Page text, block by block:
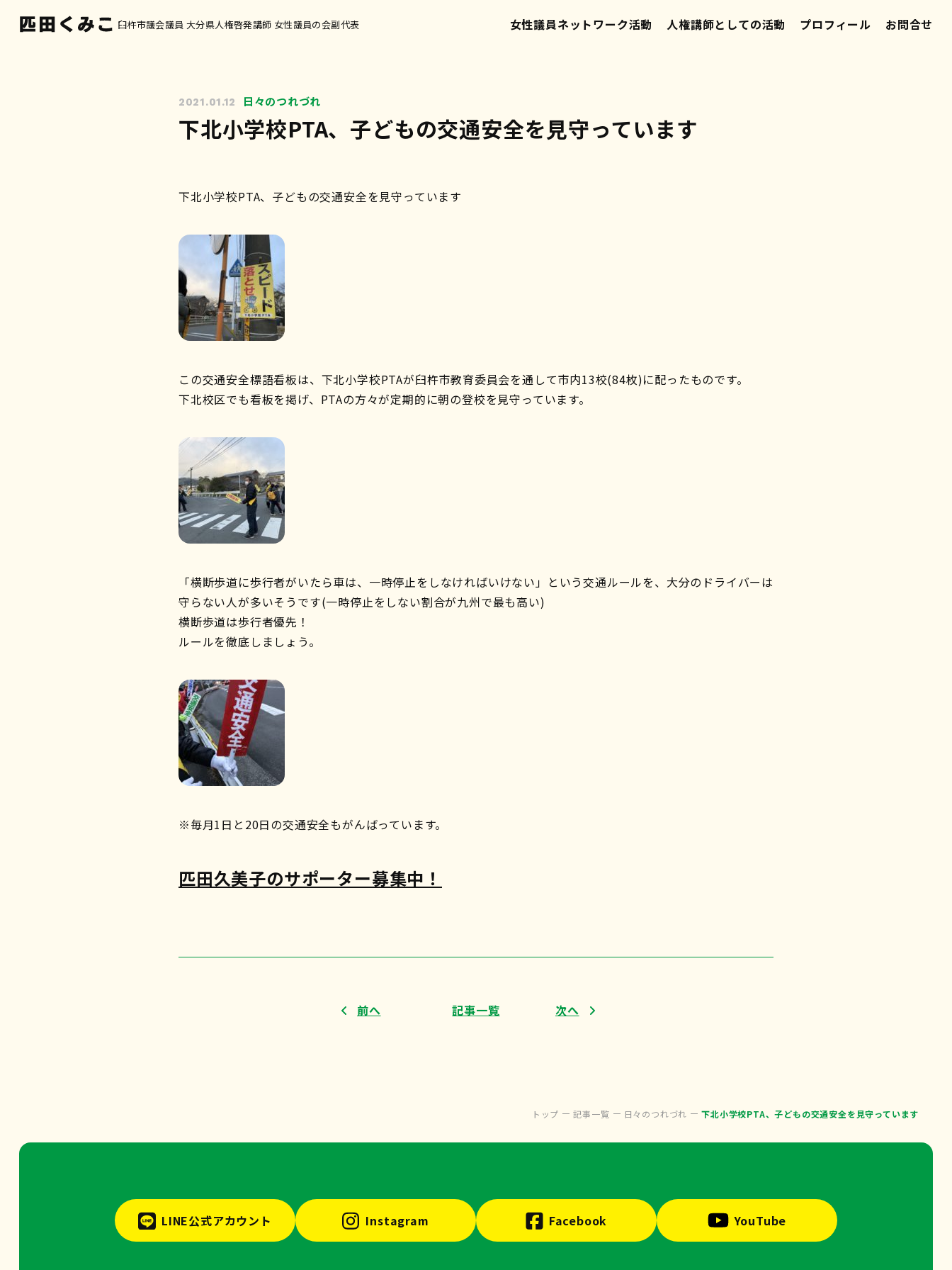
臼杵市議会議員 大分県人権啓発講師 女性議員の会副代表 女性議員ネットワーク活動 人権講師としての活動 プロフィール お問合せ
2021.01.12 日々のつれづれ
下北小学校PTA、子どもの交通安全を見守っています
下北小学校PTA、子どもの交通安全を見守っています
この交通安全標語看板は、下北小学校PTAが臼杵市教育委員会を通して市内13校(84枚)に配ったものです。
下北校区でも看板を掲げ、PTAの方々が定期的に朝の登校を見守っています。
「横断歩道に歩行者がいたら車は、一時停止をしなければいけない」という交通ルールを、大分のドライバーは
守らない人が多いそうです(一時停止をしない割合が九州で最も高い)
横断歩道は歩行者優先！
ルールを徹底しましょう。
※毎月1日と20日の交通安全もがんばっています。
匹田久美子のサポーター募集中！
前へ 記事一覧 次へ
トップ 記事一覧 日々のつれづれ 下北小学校PTA、子どもの交通安全を見守っています
LINE公式アカウント Instagram Facebook YouTube